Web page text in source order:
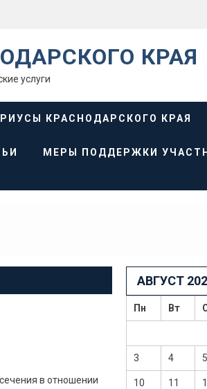
КРАЯ
услуги
КРАСНОДАРСКОГО КРАЯ
МЕРЫ ПОДДЕРЖКИ
в отношении
АВГУСТ
Пн Вт
3 4 5
10 11